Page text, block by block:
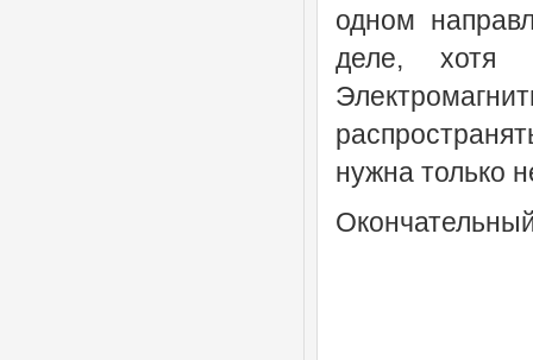
одном
деле, хотя
нужна только